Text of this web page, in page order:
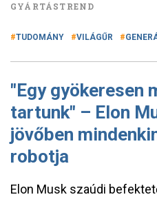
GYÁRTÁSTREND
TUDOMÁNY VILÁGŰR
"Egy gyökeresen
tartunk" – Elon
jövőben
robotja
Elon Musk szaúdi